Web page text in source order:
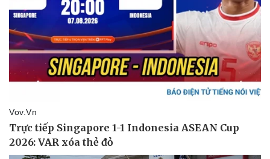
Pháp luật
Vụ án
Tin nóng
Quân sự - Quốc phòng
Việt Nam